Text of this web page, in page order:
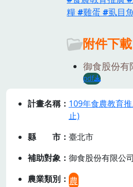
糧
雞蛋 虱目
附件下載
御食股份有
pdf
計畫名稱
109年食農教育
止)
縣市
臺北市
補助對象
御食股份有限公司
農業類別
農